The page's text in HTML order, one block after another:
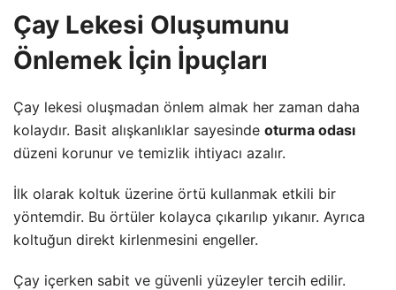
Çay Lekesi Oluşumunu
Önlemek İçin İpuçları
Çay lekesi oluşmadan önlem almak her zaman daha
kolaydır. Basit alışkanlıklar sayesinde oturma odası
düzeni korunur ve temizlik ihtiyacı azalır.
İlk olarak koltuk üzerine örtü kullanmak etkili bir
yöntemdir. Bu örtüler kolayca çıkarılıp yıkanır. Ayrıca
koltuğun direkt kirlenmesini engeller.
Çay içerken sabit ve güvenli yüzeyler tercih edilir.